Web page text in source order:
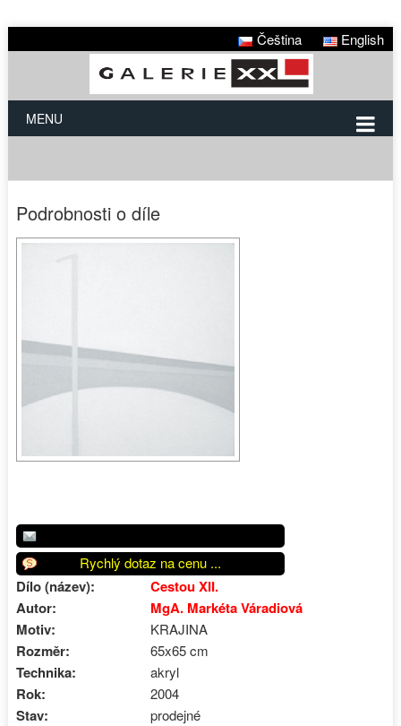
Čeština English
MENU
Podrobnosti o díle
Rychlý dotaz na cenu ...
Dílo (název):
Cestou XII.
Autor:
MgA. Markéta Váradiová
Motiv:
KRAJINA
Rozměr: 65x65 cm
Technika: akryl
Rok: 2004
Stav: prodejné